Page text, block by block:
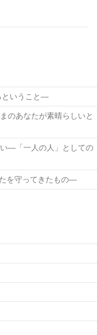
ということ―
のあなたが素晴らしいと
―「一人の人」としての
を守ってきたもの―